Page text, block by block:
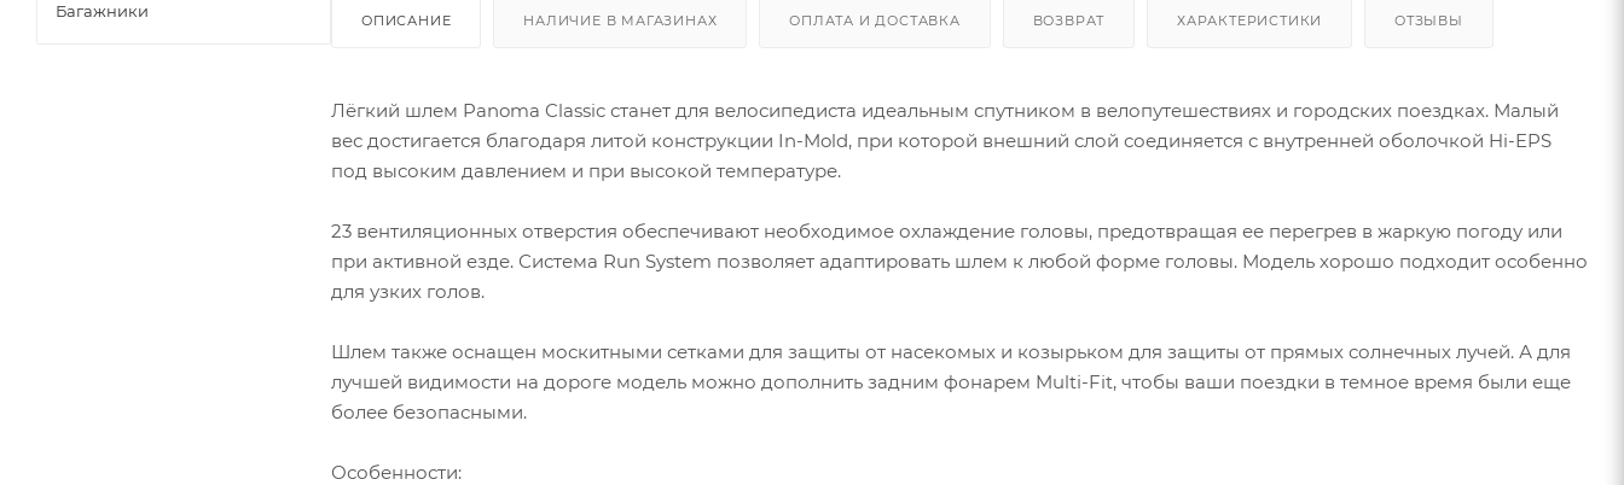
ОПИСАНИЕ НАЛИЧИЕ В МАГАЗИНАХ ОПЛАТА И ДОСТАВКА ВОЗВРАТ ХАРАКТЕРИСТИКИ ОТЗЫВЫ
Лёгкий шлем Panoma Classic станет для велосипедиста идеальным спутником в велопутешествиях и городских поездках. Малый
вес достигается благодаря литой конструкции In-Mold, при которой внешний слой соединяется с внутренней оболочкой Hi-EPS
под высоким давлением и при высокой температуре.
23 вентиляционных отверстия обеспечивают необходимое охлаждение головы, предотвращая ее перегрев в жаркую погоду или
при активной езде. Система Run System позволяет адаптировать шлем к любой форме головы. Модель хорошо подходит особенно
для узких голов.
Шлем также оснащен москитными сетками для защиты от насекомых и козырьком для защиты от прямых солнечных лучей. А для
лучшей видимости на дороге модель можно дополнить задним фонарем Multi-Fit, чтобы ваши поездки в темное время были еще
более безопасными.
Особенности:
Багажники